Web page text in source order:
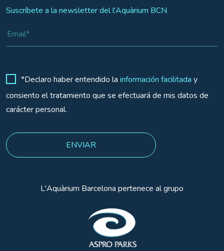
Suscríbete a la newsletter del l'Aquàrium BCN
*Declaro haber entendido la información facilitada y
consiento el tratamiento que se efectuará de mis datos de
carácter personal.
L'Aquàrium Barcelona pertenece al grupo